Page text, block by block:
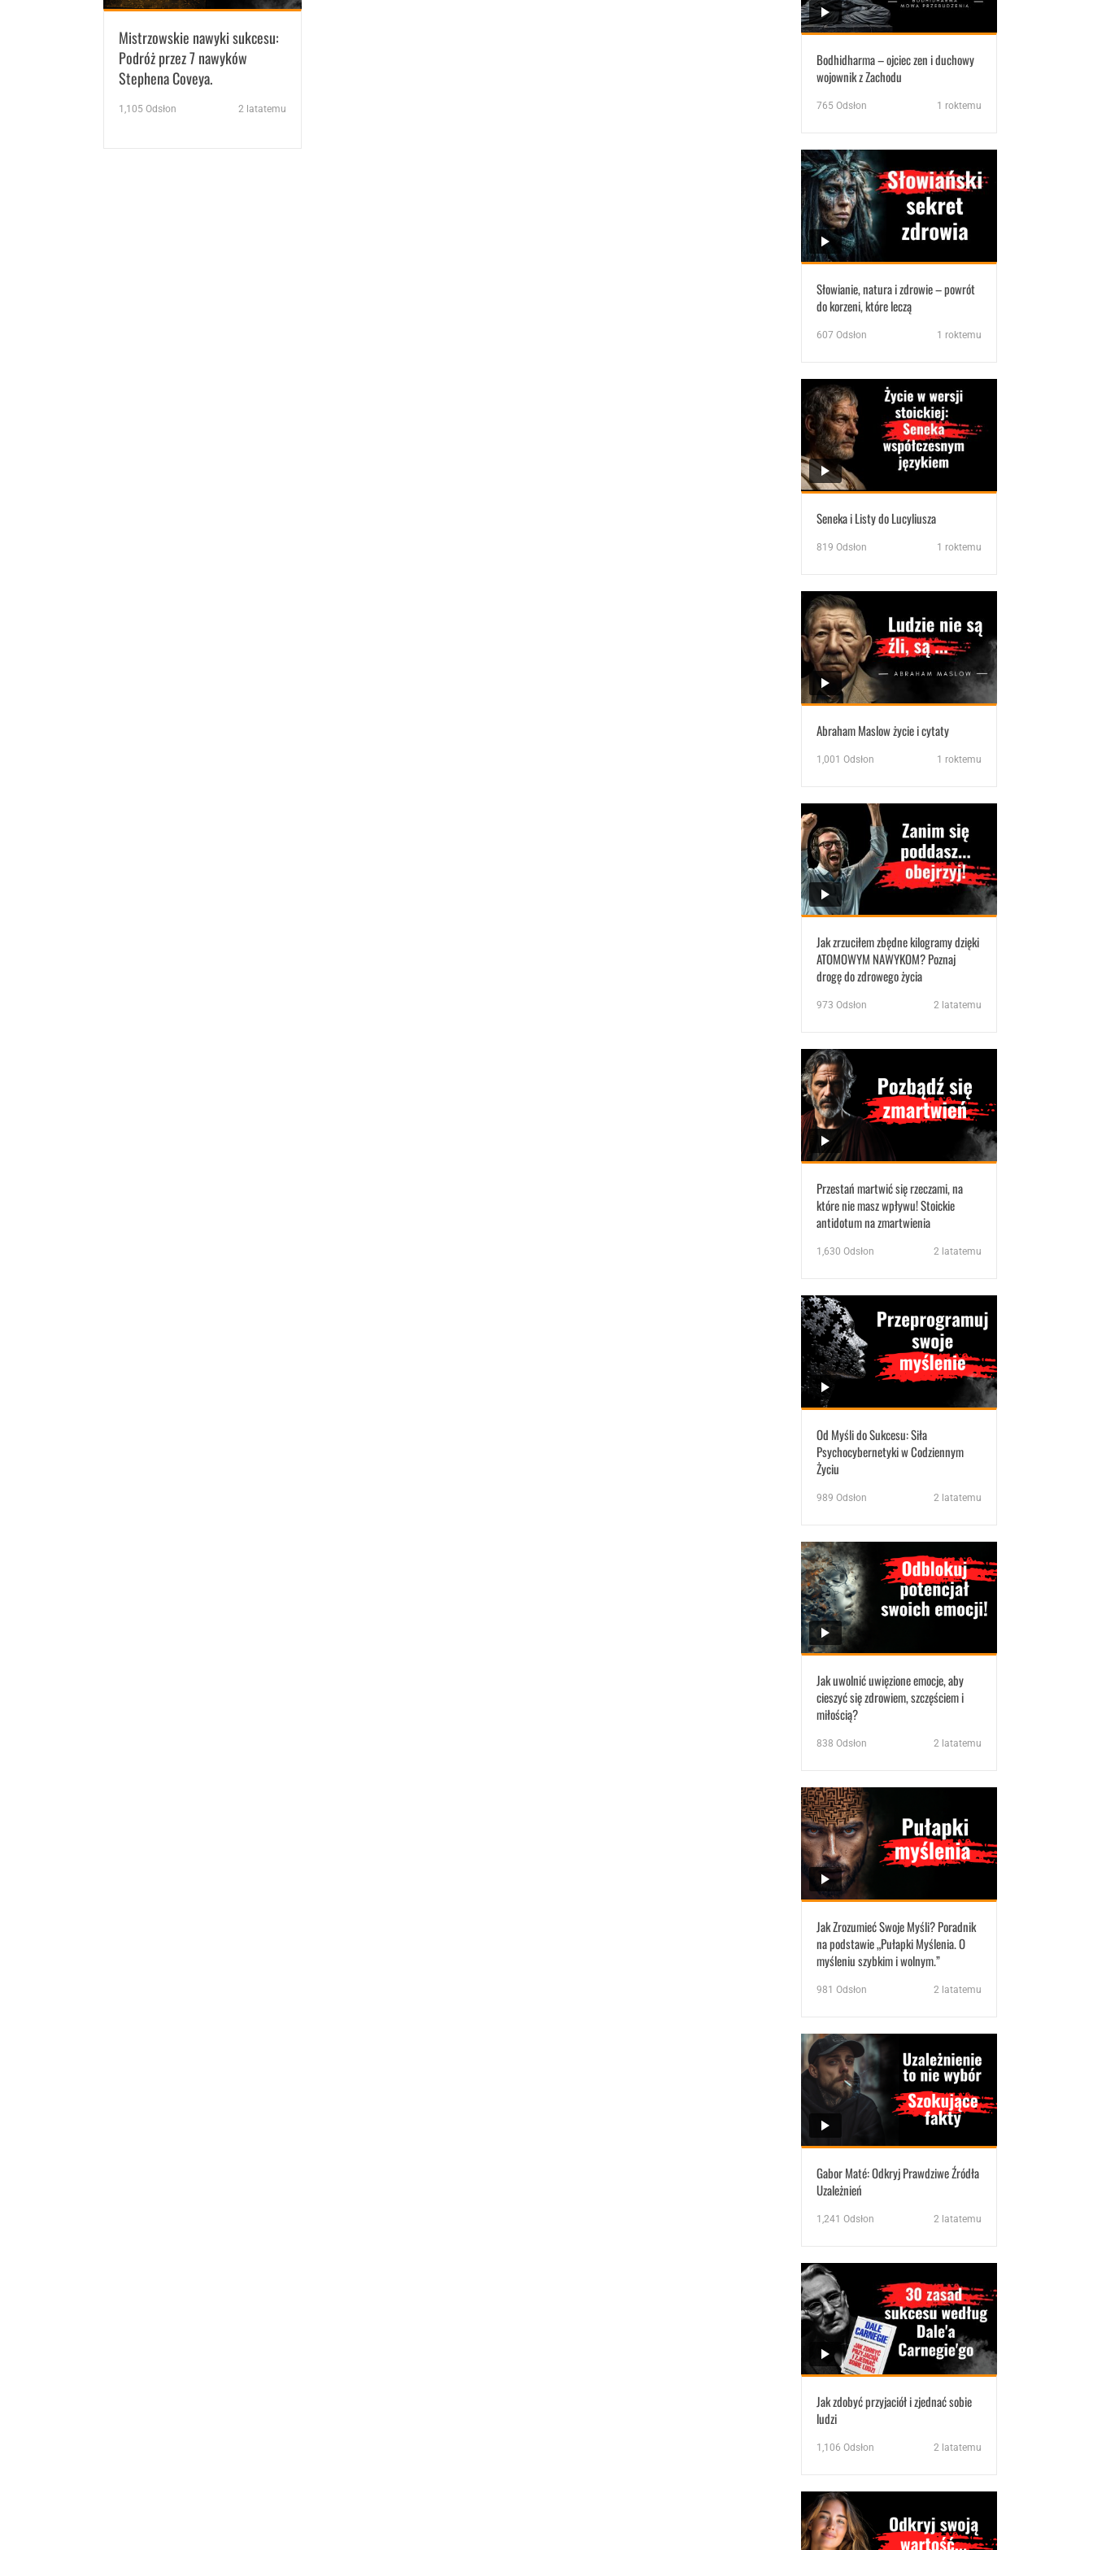
Mistrzowskie nawyki sukcesu:
Podróż przez 7 nawyków
Stephena Coveya.
1,105 Odsłon 2 latatemu
Bodhidharma – ojciec zen i duchowy
wojownik z Zachodu
765 Odsłon 1 roktemu
Słowianie, natura i zdrowie – powrót
do korzeni, które leczą
607 Odsłon 1 roktemu
Seneka i Listy do Lucyliusza
819 Odsłon 1 roktemu
Abraham Maslow życie i cytaty
1,001 Odsłon 1 roktemu
Jak zrzuciłem zbędne kilogramy dzięki
ATOMOWYM NAWYKOM? Poznaj
drogę do zdrowego życia
973 Odsłon 2 latatemu
Przestań martwić się rzeczami, na
które nie masz wpływu! Stoickie
antidotum na zmartwienia
1,630 Odsłon 2 latatemu
Od Myśli do Sukcesu: Siła
Psychocybernetyki w Codziennym
Życiu
989 Odsłon 2 latatemu
Jak uwolnić uwięzione emocje, aby
cieszyć się zdrowiem, szczęściem i
miłością?
838 Odsłon 2 latatemu
Jak Zrozumieć Swoje Myśli? Poradnik
na podstawie „Pułapki Myślenia. O
myśleniu szybkim i wolnym.”
981 Odsłon 2 latatemu
Gabor Maté: Odkryj Prawdziwe Źródła
Uzależnień
1,241 Odsłon 2 latatemu
Jak zdobyć przyjaciół i zjednać sobie
ludzi
1,106 Odsłon 2 latatemu